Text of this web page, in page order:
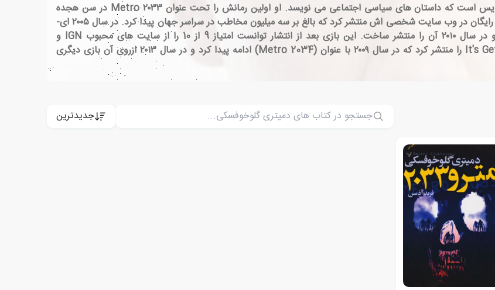
دیمیتری گلوخوف، زاده ی ۱۲ ژوئن ۱۹۷۹، روزنامه نگار و رمان نویس است که داستان های سیاسی اجتماعی می نویسد. او اولین رمانش را تحت عنوان ۲۰۳۳ Metro در سن هجده
سالگی منتشر کرد. او این رمان را در سال ۲۰۰۲ میلادی به صورت رایگان در وب سایت شخصی اش منتشر کرد که بالغ بر سه میلیون مخاطب در سراسر جهان پیدا کرد. در سال ۲۰۰۵ ای-
گیمز اقدام به ساخت یک بازی رایانه ای با همین عنوان کرد و در سال ۲۰۱۰ آن را منتشر ساخت. این بازی بعد از انتشار توانست امتیاز 9 از 10 را از سایت های محبوب IGN و
gamespot دریافت کند.در سال ۲۰۰۷ وی رمان It's Getting Darker را منتشر کرد که در سال ۲۰۰۹ با عنوان (Metro 2034) ادامه پیدا کرد و در سال ۲۰۱۳ ازروی آن بازی دیگری
جدیدترین